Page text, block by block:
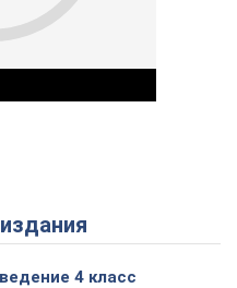
Video
4 класс